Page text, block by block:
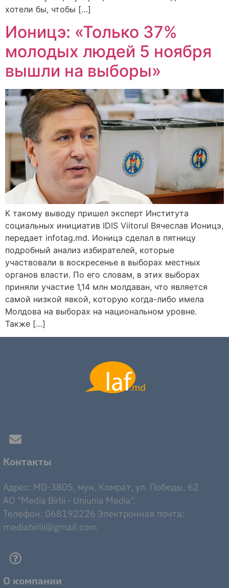
хотели бы, чтобы […]
Ионицэ: «Только 37%
молодых людей 5 ноября
вышли на выборы»
К такому выводу пришел эксперт Института
социальных инициатив IDIS Viitorul Вячеслав Ионицэ,
передает infotag.md. Ионицэ сделал в пятницу
подробный анализ избирателей, которые
участвовали в воскресенье в выборах местных
органов власти. По его словам, в этих выборах
приняли участие 1,14 млн молдаван, что является
самой низкой явкой, которую когда-либо имела
Молдова на выборах на национальном уровне.
Также […]
Контакты
Адрес: MD-3805, мун. Комрат, ул. Победы, 62.
AO "Media Birlii - Uniunia Media".
Телефон: 068192226 Электронная почта:
mediabirlii@gmail.com
О компании